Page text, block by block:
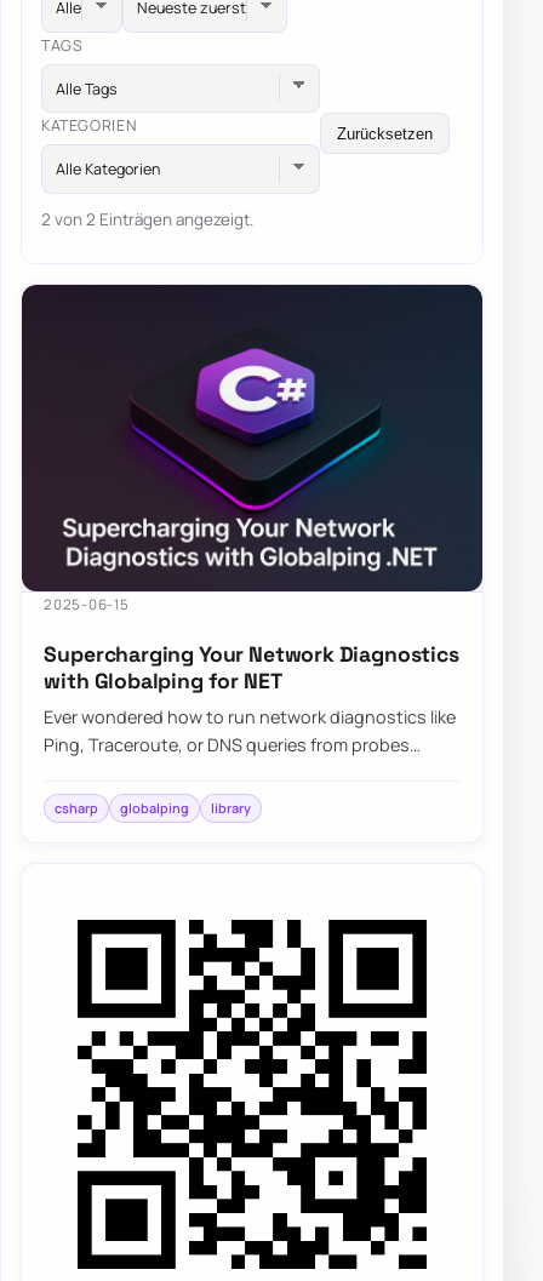
TAGS
Alle Tags
KATEGORIEN
Alle Kategorien
Zurücksetzen
2 von 2 Einträgen angezeigt.
2025-06-15
Supercharging Your Network Diagnostics
with Globalping for NET
Ever wondered how to run network diagnostics like
Ping, Traceroute, or DNS queries from probes
csharp globalping library